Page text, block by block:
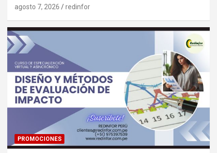
agosto 7, 2026 redinfor
PROMOCIONES